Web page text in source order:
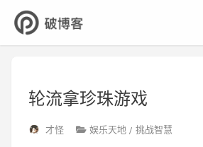
轮流拿珍珠游戏
才怪 娱乐天地 挑战智慧